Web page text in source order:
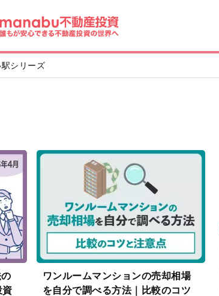
シリーズ
資
ワンルームマンションの売却相場
を自分で調べる方法｜比較のコツ